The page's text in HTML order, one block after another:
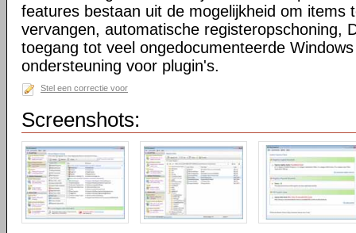
features bestaan uit de mogelijkheid om items
vervangen, automatische registeropschoning,
toegang tot veel ongedocumenteerde
ondersteuning voor plugin's.
Stel een correctie voor
Screenshots: